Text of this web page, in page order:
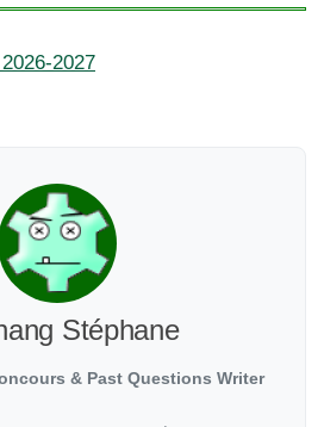
2027
Stéphane
& Past Questions Writer